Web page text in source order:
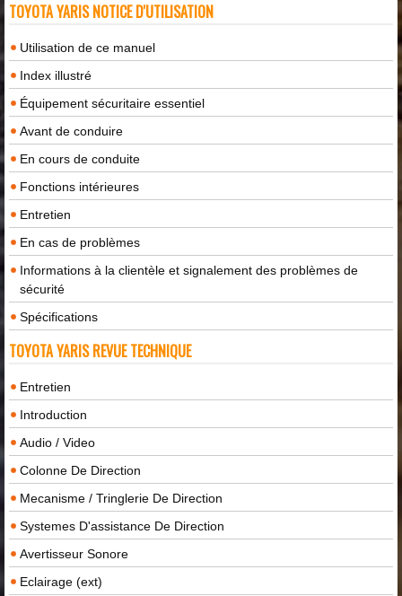
TOYOTA YARIS NOTICE D'UTILISATION
Utilisation de ce manuel
Index illustré
Équipement sécuritaire essentiel
Avant de conduire
En cours de conduite
Fonctions intérieures
Entretien
En cas de problèmes
Informations à la clientèle et signalement des problèmes de
sécurité
Spécifications
TOYOTA YARIS REVUE TECHNIQUE
Entretien
Introduction
Audio / Video
Colonne De Direction
Mecanisme / Tringlerie De Direction
Systemes D'assistance De Direction
Avertisseur Sonore
Eclairage (ext)